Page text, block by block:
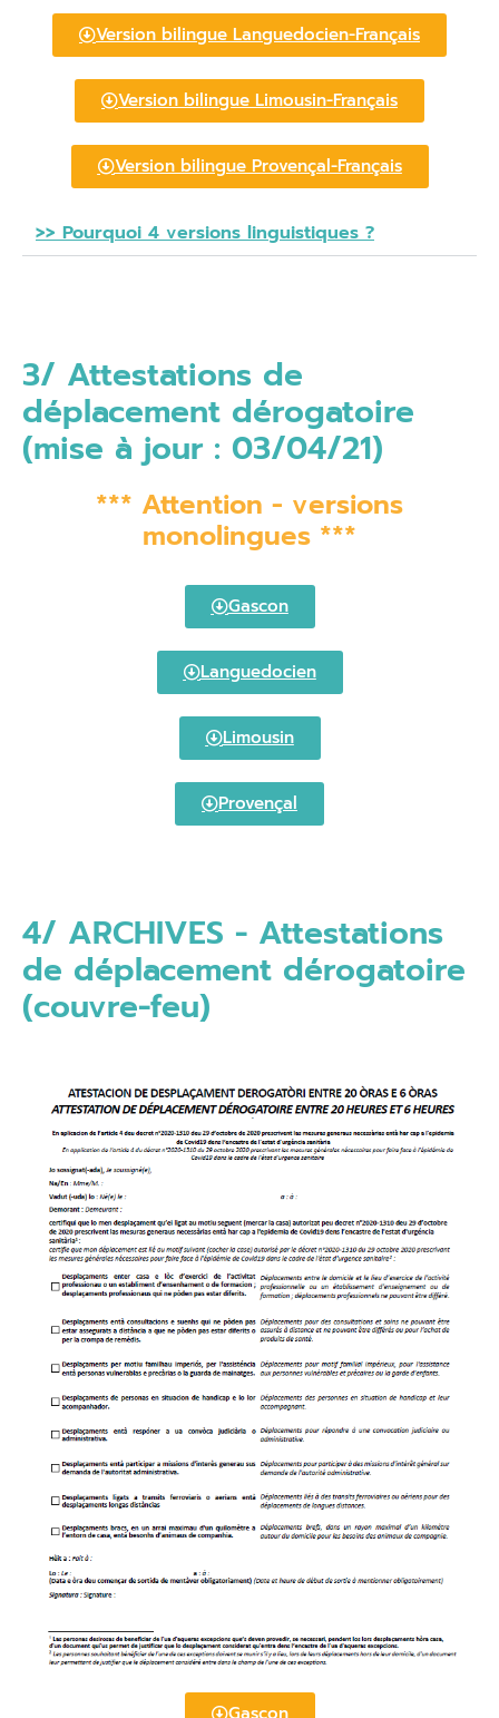
Version bilingue Languedocien-Français
Version bilingue Limousin-Français
Version bilingue Provençal-Français
>> Pourquoi 4 versions linguistiques ?
3/ Attestations de
déplacement dérogatoire
(mise à jour : 03/04/21)
*** Attention - versions
monolingues ***
Gascon
Languedocien
Limousin
Provençal
4/ ARCHIVES - Attestations
de déplacement dérogatoire
(couvre-feu)